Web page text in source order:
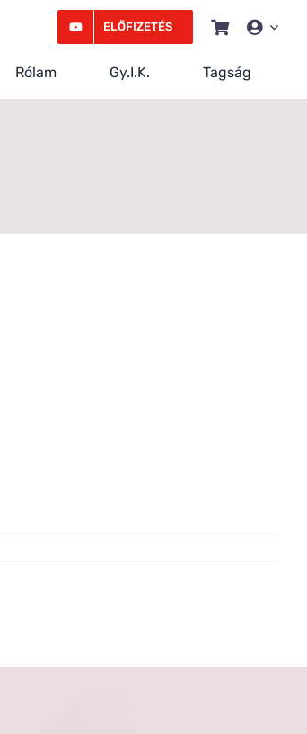
ELŐFIZETÉS
Rólam Gy.I.K. Tagság